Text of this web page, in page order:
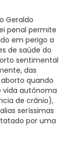
Geraldo
penal permite
em perigo a
de saúde do
sentimental
das
quando
vida autônoma
de crânio),
seríssimas
por uma